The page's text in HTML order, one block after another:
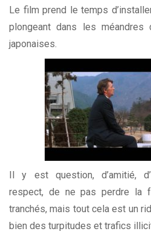
Le film prend le temps
plongeant dans les méandres
japonaises.
Il y est question, d’amitié,
respect, de ne pas perdre la
tranchés, mais tout cela est un
bien des turpitudes et trafics